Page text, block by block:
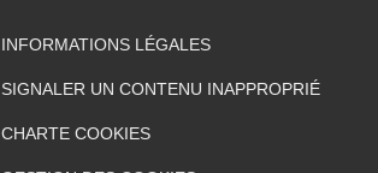
INFORMATIONS LÉGALES
SIGNALER UN CONTENU INAPPROPRIÉ
CHARTE COOKIES